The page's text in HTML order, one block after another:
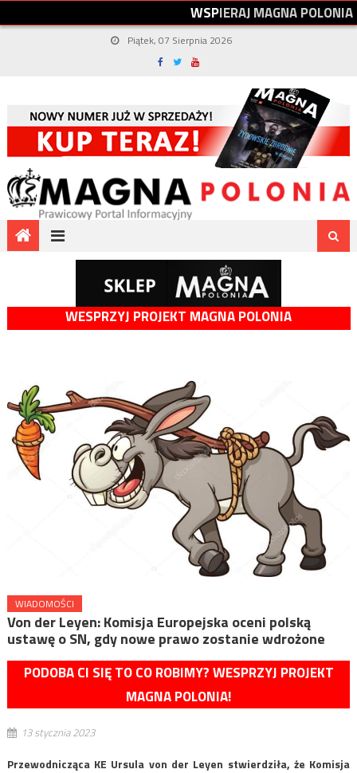
WSPIERAJMAGNAPOLONIA
Piątek, 07 Sierpnia 2026
WESPRZYJ PROJEKT MAGNA POLONIA
WIADOMOŚCI
Von der Leyen: Komisja Europejska oceni polską
ustawę o SN, gdy nowe prawo zostanie wdrożone
PODOBA CI SIĘ TO CO ROBIMY? WESPRZYJ PROJEKT
MAGNA POLONIA!
13 stycznia 2023
Przewodnicząca KE Ursula von der Leyen stwierdziła, że Komisja